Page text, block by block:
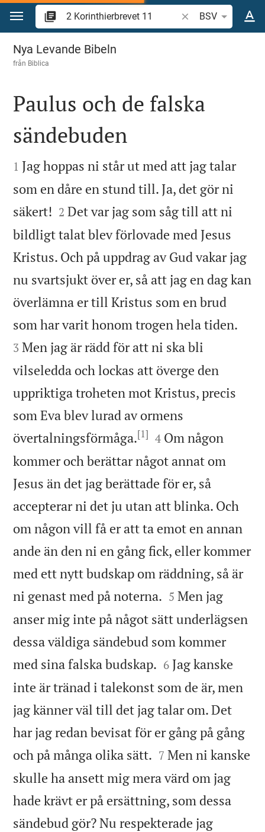
Hoppa till innehåll
Sök bibelvers eller
BSV
2 Korinthierbrevet 11
Nya Levande Bibeln
från Biblica

Paulus och de falska
sändebuden

1 Jag hoppas ni står ut med att jag talar
som en dåre en stund till. Ja, det gör ni
säkert! 

2 Det var jag som såg till att ni
bildligt talat blev förlovade med Jesus
Kristus. Och på uppdrag av Gud vakar jag
nu svartsjukt över er, så att jag en dag kan
överlämna er till Kristus som en brud
som har varit honom trogen hela tiden.
3 Men jag är rädd för att ni ska bli
vilseledda och lockas att överge den
uppriktiga troheten mot Kristus, precis
som Eva blev lurad av ormens
övertalningsförmåga.[1] 

4 Om någon
kommer och berättar något annat om
Jesus än det jag berättade för er, så
accepterar ni det ju utan att blinka. Och
om någon vill få er att ta emot en annan
ande än den ni en gång fick, eller kommer
med ett nytt budskap om räddning, så är
ni genast med på noterna. 

5 Men jag
anser mig inte på något sätt underlägsen
dessa väldiga sändebud som kommer
med sina falska budskap. 

6 Jag kanske
inte är tränad i talekonst som de är, men
jag känner väl till det jag talar om. Det
har jag redan bevisat för er gång på gång
och på många olika sätt. 

7 Men ni kanske
skulle ha ansett mig mera värd om jag
hade krävt er på ersättning, som dessa
sändebud gör? Nu respekterade jag